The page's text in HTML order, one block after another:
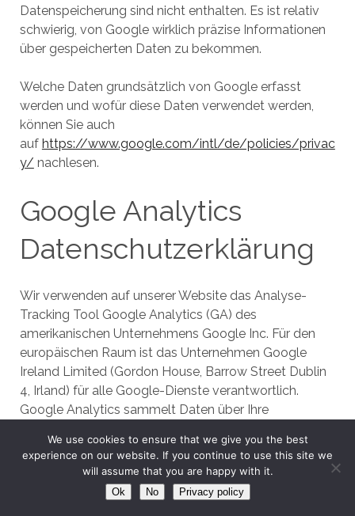
Datenspeicherung sind nicht enthalten. Es ist relativ
schwierig, von Google wirklich präzise Informationen
über gespeicherten Daten zu bekommen.
Welche Daten grundsätzlich von Google erfasst
werden und wofür diese Daten verwendet werden,
können Sie auch
auf https://www.google.com/intl/de/policies/privac
y/ nachlesen.
Google Analytics
Datenschutzerklärung
Wir verwenden auf unserer Website das Analyse-
Tracking Tool Google Analytics (GA) des
amerikanischen Unternehmens Google Inc. Für den
europäischen Raum ist das Unternehmen Google
Ireland Limited (Gordon House, Barrow Street Dublin
4, Irland) für alle Google-Dienste verantwortlich.
Google Analytics sammelt Daten über Ihre
beispielsweise einen Link anklicken, wird diese Aktion
in einem Cookie gespeichert und an Google Analytics
versandt. Mithilfe der Berichte, die wir von Google
Analytics erhalten, können wir unsere Website und
We use cookies to ensure that we give you the best
experience on our website. If you continue to use this site we
will assume that you are happy with it.
Ok No Privacy policy